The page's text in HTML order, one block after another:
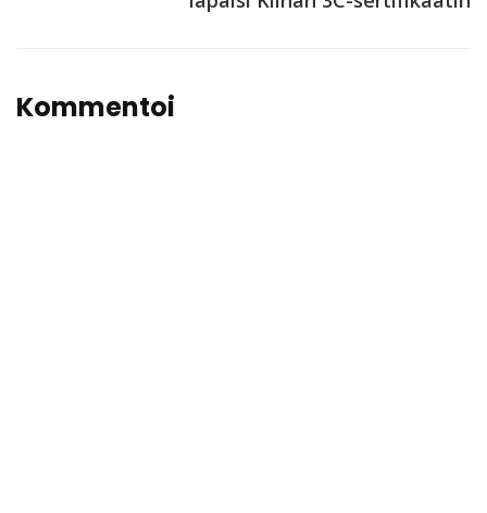
Kommentoi